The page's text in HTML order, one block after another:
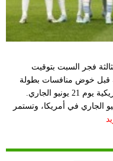
فجر السبت بتوقيت
قبل خوض منافسات بطولة
كوبا أمريكا 2024 في الولايات المتحدة الأمريكية يوم 21 يونيو الجاري.
كوبا أمريكا 2024 يوم 21 يونيو الجاري في أمريكا، وتستمر